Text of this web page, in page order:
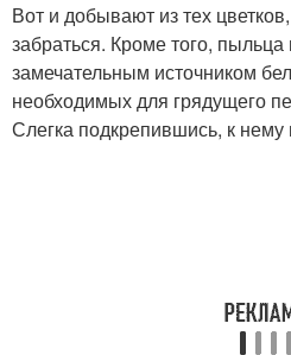
Вот и добывают из тех
забраться. Кроме того,
замечательным источником
необходимых для грядущего
Слегка подкрепившись, к нему